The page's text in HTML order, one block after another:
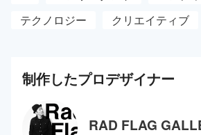
テクノロジー
クリエイティブ
制作したプロデザイナー
RAD FLAG